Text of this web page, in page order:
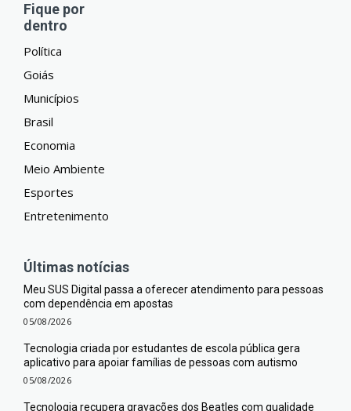
Fique por
dentro
Política
Goiás
Municípios
Brasil
Economia
Meio Ambiente
Esportes
Entretenimento
Últimas notícias
Meu SUS Digital passa a oferecer atendimento para pessoas
com dependência em apostas
05/08/2026
Tecnologia criada por estudantes de escola pública gera
aplicativo para apoiar famílias de pessoas com autismo
05/08/2026
Tecnologia recupera gravações dos Beatles com qualidade